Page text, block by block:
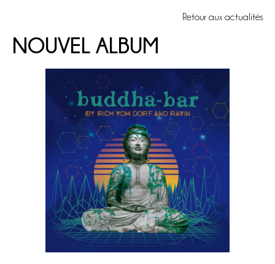
Retour aux actualités
NOUVEL ALBUM